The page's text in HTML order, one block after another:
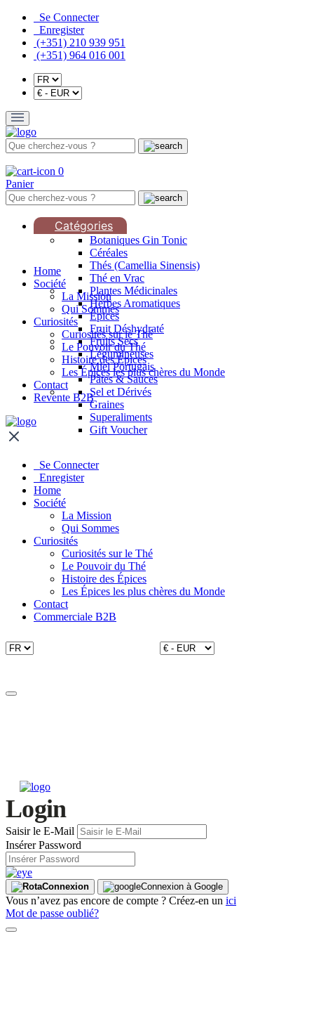
Se Connecter
Enregister
(+351) 210 939 951
(+351) 964 016 001
0
Panier
Catégories
Botaniques Gin Tonic
Céréales
Thés (Camellia Sinensis)
Thé en Vrac
Plantes Médicinales
Herbes Aromatiques
Épices
Fruit Déshydraté
Fruits Secs
Légumineuses
Miel Portugais
Pâtes & Sauces
Sel et Dérivés
Graines
Superaliments
Gift Voucher
Home
Société
La Mission
Qui Sommes
Curiosités
Curiosités sur le Thé
Le Pouvoir du Thé
Histoire des Épices
Les Épices les plus chères du Monde
Contact
Revente B2B
Se Connecter
Enregister
Home
Société
La Mission
Qui Sommes
Curiosités
Curiosités sur le Thé
Le Pouvoir du Thé
Histoire des Épices
Les Épices les plus chères du Monde
Contact
Commerciale B2B
Login
Saisir le E-Mail
Insérer Password
Connexion Connexion à Google
Vous n’avez pas encore de compte ? Créez-en un ici
Mot de passe oublié?